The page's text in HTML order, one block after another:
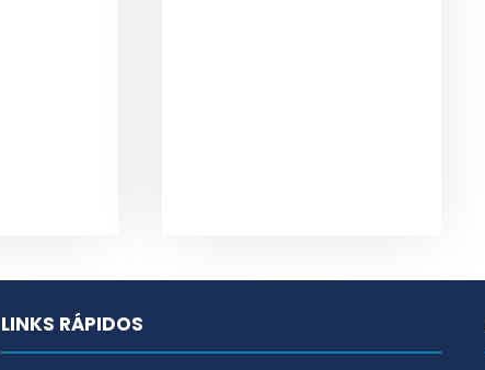
LINKS RÁPIDOS